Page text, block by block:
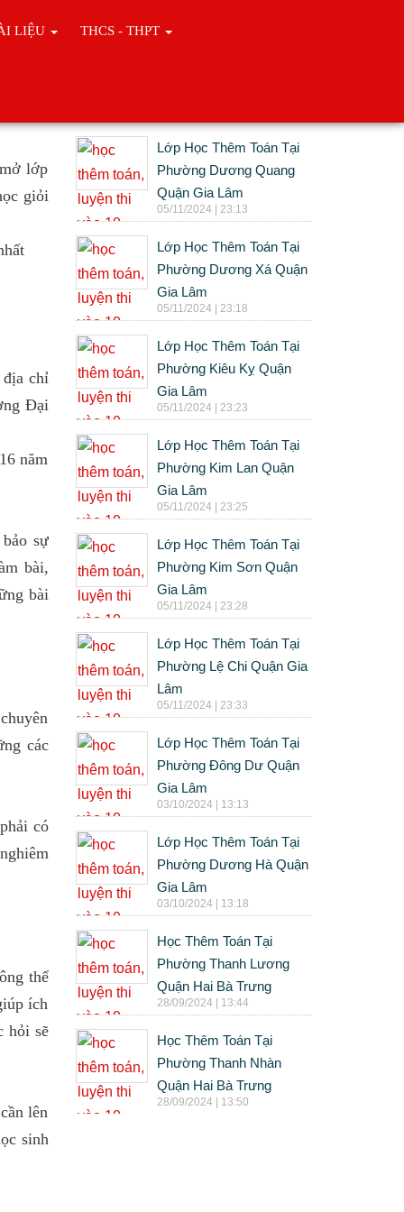
LIỆU THCS - THPT
lớp
giỏi
chỉ
Đại
năm
sự
bài,
bài
các
có
thể
ích
hỏi sẽ
lên
sinh
Lớp Học Thêm Toán Tại
Phường Dương Quang
Quận Gia Lâm
05/11/2024 | 23:13
Lớp Học Thêm Toán Tại
Phường Dương Xá Quận
Gia Lâm
05/11/2024 | 23:18
Lớp Học Thêm Toán Tại
Phường Kiêu Kỵ Quận
Gia Lâm
05/11/2024 | 23:23
Lớp Học Thêm Toán Tại
Phường Kim Lan Quận
Gia Lâm
05/11/2024 | 23:25
Lớp Học Thêm Toán Tại
Phường Kim Sơn Quận
Gia Lâm
05/11/2024 | 23:28
Lớp Học Thêm Toán Tại
Phường Lệ Chi Quận Gia
Lâm
05/11/2024 | 23:33
Lớp Học Thêm Toán Tại
Phường Đông Dư Quận
Gia Lâm
03/10/2024 | 13:13
Lớp Học Thêm Toán Tại
Phường Dương Hà Quận
Gia Lâm
03/10/2024 | 13:18
Học Thêm Toán Tại
Phường Thanh Lương
Quận Hai Bà Trưng
28/09/2024 | 13:44
Học Thêm Toán Tại
Phường Thanh Nhàn
Quận Hai Bà Trưng
28/09/2024 | 13:50